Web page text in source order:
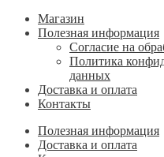
Магазин
Полезная информация
Согласие на
Политика
данных
Доставка и оплата
Контакты
Полезная информация
Доставка и оплата